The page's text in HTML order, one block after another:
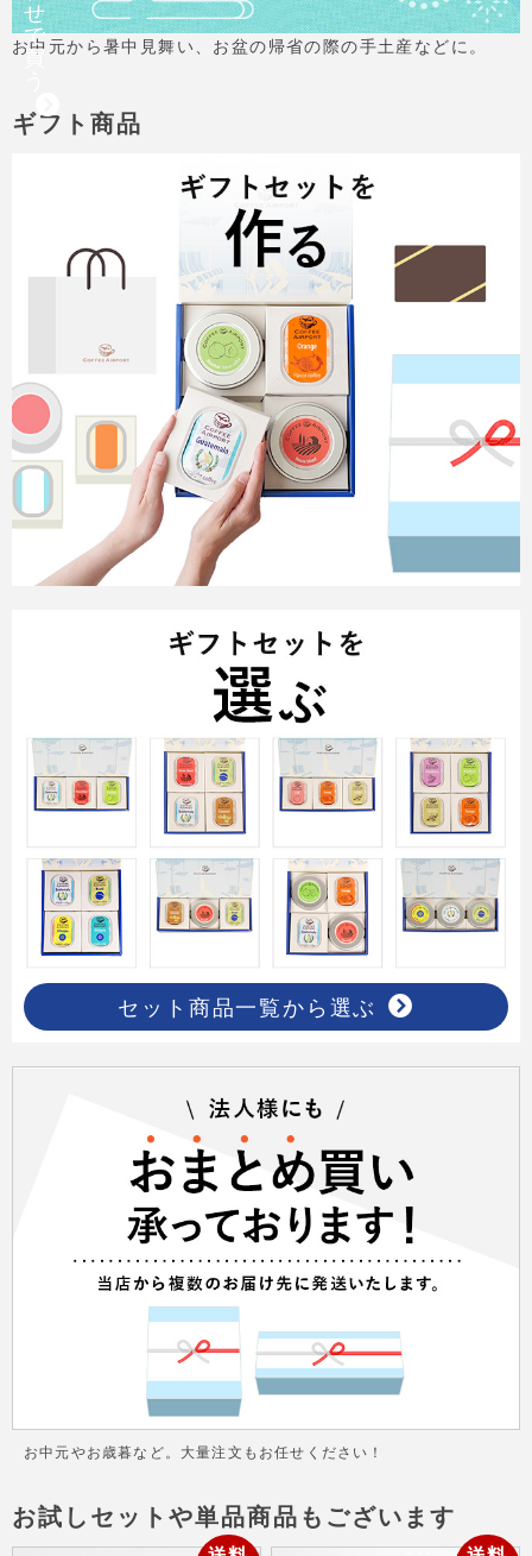
お中元から暑中見舞い、お盆の帰省の際の手土産などに。
ギフト商品
せ
で
買
セット商品一覧から選ぶ
お中元やお歳暮など。大量注文もお任せください！
お試しセットや単品商品もございます